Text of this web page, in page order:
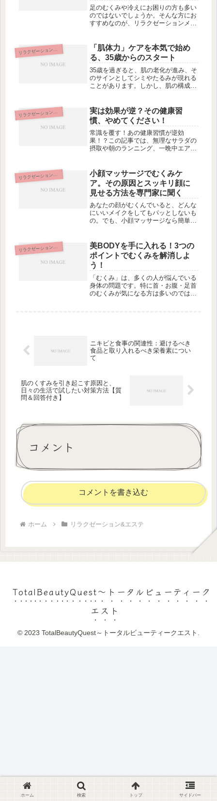
足のむくみや冷えにお困りの方も多い
のではないでしょうか。そんな方にお
すすめなのが、リラクゼーションメニ
介します。まずは、足裏を活性化し血
流を良くするリフレクソロジーの効果
に...
リラクゼーション&エステ
「肌体力」ケアを本気で始め
る、35歳からのスタート
35歳を過ぎると、肌の老化が進み、そ
のサインとしてシミやたるみが現れる
ことがあります。しかし、肌の構成要
できます。この記事では、35歳からの
スタートで肌体力をアップさせる方...
リラクゼーション&エステ
実は効果が逆？その健康習
慣、やめてください！
常識を覆す！あの健康習慣が逆効
果！？この記事では、無理なサラダの
摂取や朝のランニング、一晩中エアコ
康習慣が実は逆効果であることを解説
しています。正しい健康習慣について
も紹介し...
リラクゼーション&エステ
小顔マッサージでむくみケ
ア。その原因とスッキリ顔に
見せる方法を専門家に聞く
あなたの顔がむくんでいると、どんな
にいいメイクをしてもパッとしないも
の。でも、小顔マッサージなら簡単に
学んだ小顔マッサージの秘訣をご紹介
しましょう。まずは、顔のむくみの原
因...
リラクゼーション&エステ
美BODYを手に入れる！3つの
ポイントでむくみを解消しよ
う！
「むくみ」は、多くの人が悩んでいる
身体の問題です。特に首・お腹・足首
のむくみが気になる方は多いのではな
ニキビと食事の関連性：避けるべき
食品と取り入れるべき栄養素につい
て
肌のくすみを引き起こす原因と、
日々の生活で試したい対策方法【質
問＆回答付き】
コメント
コメントを書き込む
ホーム リラクゼーション&エステ
TotalBeautyQuest～トータルビューティーク
エスト
© 2023 TotalBeautyQuest～トータルビューティークエスト.
ホーム 検索 トップ サイドバー